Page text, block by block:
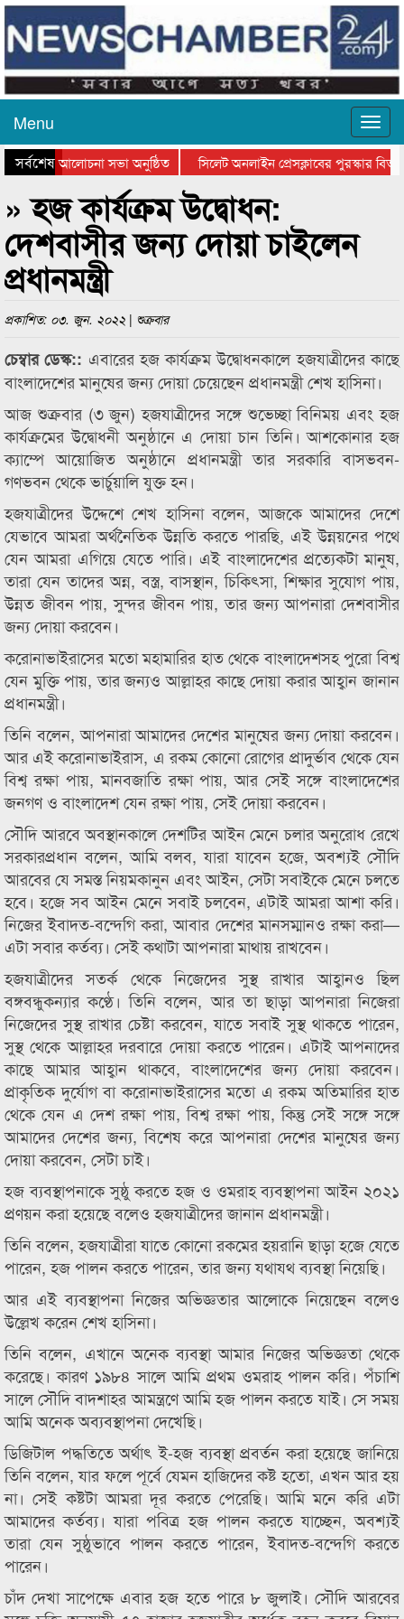
Menu
সর্বশেষ
দিবসের আলোচনা সভা অনুষ্ঠিত
সিলেট অনলাইন প্রেসক্লাবের পুরস্কার
সভা ও সম্মাননা প্রদান
কানাইঘাটের কিশোর আহাদের খুনি
» হজ কার্যক্রম উদ্বোধন:
দেশবাসীর জন্য দোয়া চাইলেন
প্রধানমন্ত্রী
প্রকাশিত: ০৩. জুন. ২০২২ | শুক্রবার
চেম্বার ডেস্ক:: এবারের হজ কার্যক্রম উদ্বোধনকালে হজযাত্রীদের কাছে
বাংলাদেশের মানুষের জন্য দোয়া চেয়েছেন প্রধানমন্ত্রী শেখ হাসিনা।
আজ শুক্রবার (৩ জুন) হজযাত্রীদের সঙ্গে শুভেচ্ছা বিনিময় এবং হজ
কার্যক্রমের উদ্বোধনী অনুষ্ঠানে এ দোয়া চান তিনি। আশকোনার হজ
ক্যাম্পে আয়োজিত অনুষ্ঠানে প্রধানমন্ত্রী তার সরকারি বাসভবন-
গণভবন থেকে ভার্চুয়ালি যুক্ত হন।
হজযাত্রীদের উদ্দেশে শেখ হাসিনা বলেন, আজকে আমাদের দেশে
যেভাবে আমরা অর্থনৈতিক উন্নতি করতে পারছি, এই উন্নয়নের পথে
যেন আমরা এগিয়ে যেতে পারি। এই বাংলাদেশের প্রত্যেকটা মানুষ,
তারা যেন তাদের অন্ন, বস্ত্র, বাসস্থান, চিকিৎসা, শিক্ষার সুযোগ পায়,
উন্নত জীবন পায়, সুন্দর জীবন পায়, তার জন্য আপনারা দেশবাসীর
জন্য দোয়া করবেন।
করোনাভাইরাসের মতো মহামারির হাত থেকে বাংলাদেশসহ পুরো বিশ্ব
যেন মুক্তি পায়, তার জন্যও আল্লাহর কাছে দোয়া করার আহ্বান জানান
প্রধানমন্ত্রী।
তিনি বলেন, আপনারা আমাদের দেশের মানুষের জন্য দোয়া করবেন।
আর এই করোনাভাইরাস, এ রকম কোনো রোগের প্রাদুর্ভাব থেকে যেন
বিশ্ব রক্ষা পায়, মানবজাতি রক্ষা পায়, আর সেই সঙ্গে বাংলাদেশের
জনগণ ও বাংলাদেশ যেন রক্ষা পায়, সেই দোয়া করবেন।
সৌদি আরবে অবস্থানকালে দেশটির আইন মেনে চলার অনুরোধ রেখে
সরকারপ্রধান বলেন, আমি বলব, যারা যাবেন হজে, অবশ্যই সৌদি
আরবের যে সমস্ত নিয়মকানুন এবং আইন, সেটা সবাইকে মেনে চলতে
হবে। হজে সব আইন মেনে সবাই চলবেন, এটাই আমরা আশা করি।
নিজের ইবাদত-বন্দেগি করা, আবার দেশের মানসম্মানও রক্ষা করা—
এটা সবার কর্তব্য। সেই কথাটা আপনারা মাথায় রাখবেন।
হজযাত্রীদের সতর্ক থেকে নিজেদের সুস্থ রাখার আহ্বানও ছিল
বঙ্গবন্ধুকন্যার কণ্ঠে। তিনি বলেন, আর তা ছাড়া আপনারা নিজেরা
নিজেদের সুস্থ রাখার চেষ্টা করবেন, যাতে সবাই সুস্থ থাকতে পারেন,
সুস্থ থেকে আল্লাহর দরবারে দোয়া করতে পারেন। এটাই আপনাদের
কাছে আমার আহ্বান থাকবে, বাংলাদেশের জন্য দোয়া করবেন।
প্রাকৃতিক দুর্যোগ বা করোনাভাইরাসের মতো এ রকম অতিমারির হাত
থেকে যেন এ দেশ রক্ষা পায়, বিশ্ব রক্ষা পায়, কিন্তু সেই সঙ্গে সঙ্গে
আমাদের দেশের জন্য, বিশেষ করে আপনারা দেশের মানুষের জন্য
দোয়া করবেন, সেটা চাই।
হজ ব্যবস্থাপনাকে সুষ্ঠু করতে হজ ও ওমরাহ ব্যবস্থাপনা আইন ২০২১
প্রণয়ন করা হয়েছে বলেও হজযাত্রীদের জানান প্রধানমন্ত্রী।
তিনি বলেন, হজযাত্রীরা যাতে কোনো রকমের হয়রানি ছাড়া হজে যেতে
পারেন, হজ পালন করতে পারেন, তার জন্য যথাযথ ব্যবস্থা নিয়েছি।
আর এই ব্যবস্থাপনা নিজের অভিজ্ঞতার আলোকে নিয়েছেন বলেও
উল্লেখ করেন শেখ হাসিনা।
তিনি বলেন, এখানে অনেক ব্যবস্থা আমার নিজের অভিজ্ঞতা থেকে
করেছে। কারণ ১৯৮৪ সালে আমি প্রথম ওমরাহ পালন করি। পঁচাশি
সালে সৌদি বাদশাহর আমন্ত্রণে আমি হজ পালন করতে যাই। সে সময়
আমি অনেক অব্যবস্থাপনা দেখেছি।
ডিজিটাল পদ্ধতিতে অর্থাৎ ই-হজ ব্যবস্থা প্রবর্তন করা হয়েছে জানিয়ে
তিনি বলেন, যার ফলে পূর্বে যেমন হাজিদের কষ্ট হতো, এখন আর হয়
না। সেই কষ্টটা আমরা দূর করতে পেরেছি। আমি মনে করি এটা
আমাদের কর্তব্য। যারা পবিত্র হজ পালন করতে যাচ্ছেন, অবশ্যই
তারা যেন সুষ্ঠুভাবে পালন করতে পারেন, ইবাদত-বন্দেগি করতে
পারেন।
চাঁদ দেখা সাপেক্ষে এবার হজ হতে পারে ৮ জুলাই। সৌদি আরবের